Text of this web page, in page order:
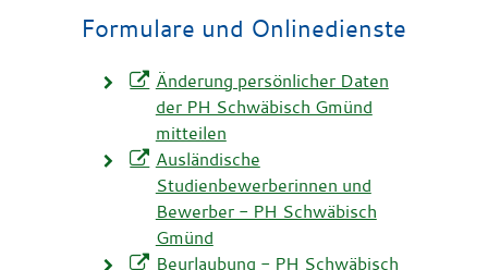
Formulare und Onlinedienste
Änderung persönlicher Daten
der PH Schwäbisch Gmünd
mitteilen
Ausländische
Studienbewerberinnen und
Bewerber - PH Schwäbisch
Gmünd
Beurlaubung - PH Schwäbisch